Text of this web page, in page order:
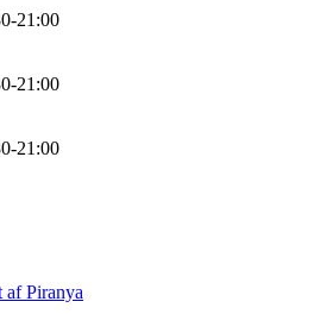
-21 :00
-21 :00
-21 :00
afPiranya